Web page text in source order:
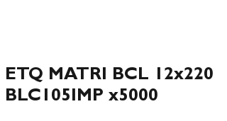
ETQ MATRI BCL 12x220
BLC105IMP x5000